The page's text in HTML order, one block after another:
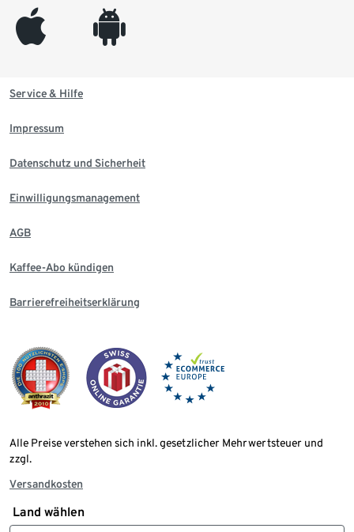
appleinc android
Service & Hilfe
Impressum
Datenschutz und Sicherheit
Einwilligungsmanagement
AGB
Kaffee-Abo kündigen
Barrierefreiheitserklärung
Alle Preise verstehen sich inkl. gesetzlicher Mehrwertsteuer und
zzgl.
Versandkosten
Land wählen